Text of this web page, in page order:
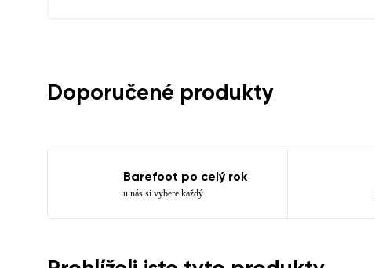
Doporučené produkty
Barefoot po celý rok
u nás si vybere každý